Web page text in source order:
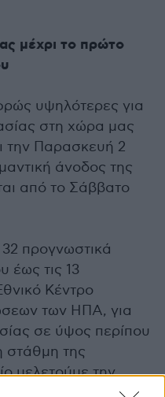
μέχρι το πρώτο
υψηλότερες για
στη χώρα μας
την Παρασκευή 2
άνοδος της
από το Σάββατο
προγνωστικά
έως τις 13
Κέντρο
των ΗΠΑ, για
σε ύψος περίπου
στάθμη της
μελετούμε την